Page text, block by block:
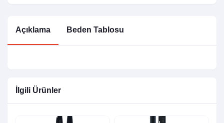
Açıklama Beden Tablosu
İlgili Ürünler